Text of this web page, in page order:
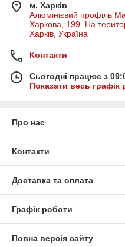
м. Харків
Алюмінієвий профіль
Харкова, 199. На
Харків, Україна
Контакти
Сьогодні працює з
Показати весь графік
Про нас
Контакти
Доставка та оплата
Графік роботи
Повна версія сайту